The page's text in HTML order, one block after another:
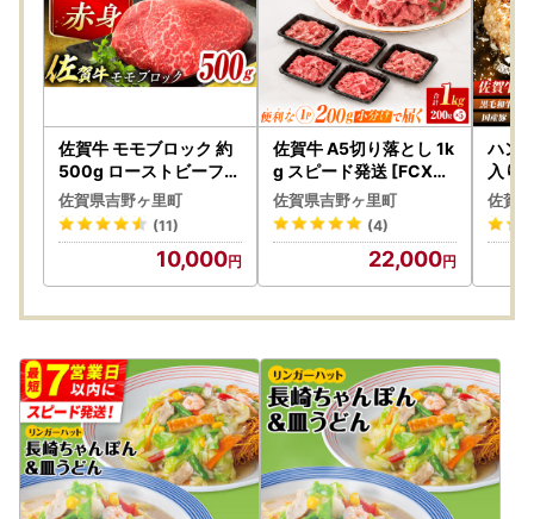
佐賀牛 モモブロック 約
500g ローストビーフ用
等[FDB026]
佐賀県吉野ヶ里町
(11)
10,000
佐賀牛 A5切り落とし 1k
g スピード発送 [FCX00
1]
佐賀県吉野ヶ里町
(4)
22,000
ハン
入り
ーグ
佐賀